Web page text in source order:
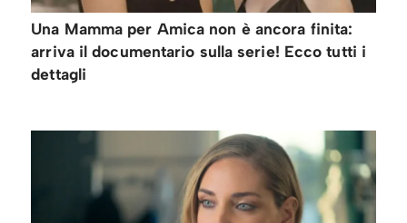
Una Mamma per Amica non è ancora finita:
arriva il documentario sulla serie! Ecco tutti i
dettagli